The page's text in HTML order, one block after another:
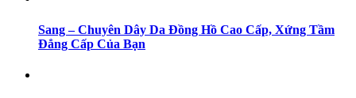
Sang – Chuyên Dây Da Đồng Hồ Cao Cấp, Xứng Tầm
Đẳng Cấp Của Bạn